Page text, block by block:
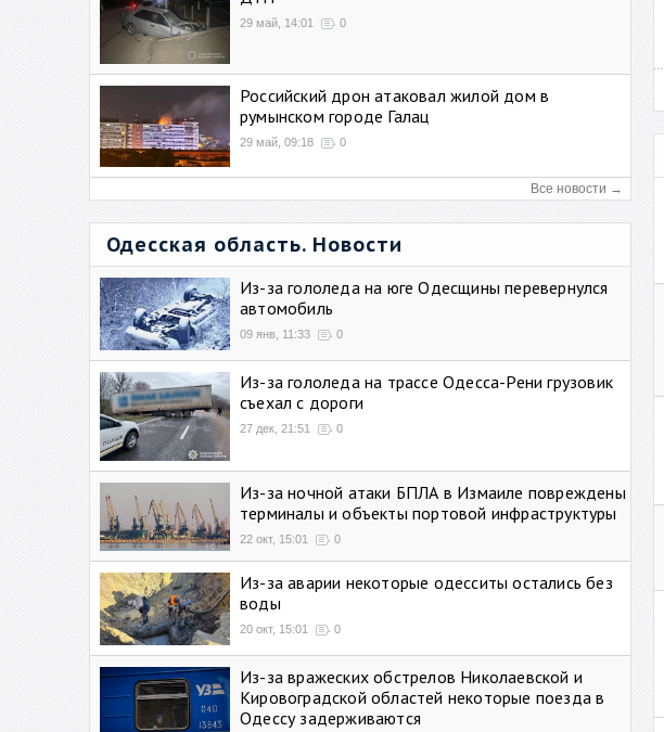
29 май, 14:01 0
Российский дрон атаковал жилой дом в
румынском городе Галац
29 май, 09:18 0
Все новости →
Одесская область. Новости
Из-за гололеда на юге Одесщины перевернулся
автомобиль
09 янв, 11:33 0
Из-за гололеда на трассе Одесса-Рени грузовик
съехал с дороги
27 дек, 21:51 0
Из-за ночной атаки БПЛА в Измаиле повреждены
терминалы и объекты портовой инфраструктуры
22 окт, 15:01 0
Из-за аварии некоторые одесситы остались без
воды
20 окт, 15:01 0
Из-за вражеских обстрелов Николаевской и
Кировоградской областей некоторые поезда в
Одессу задерживаются